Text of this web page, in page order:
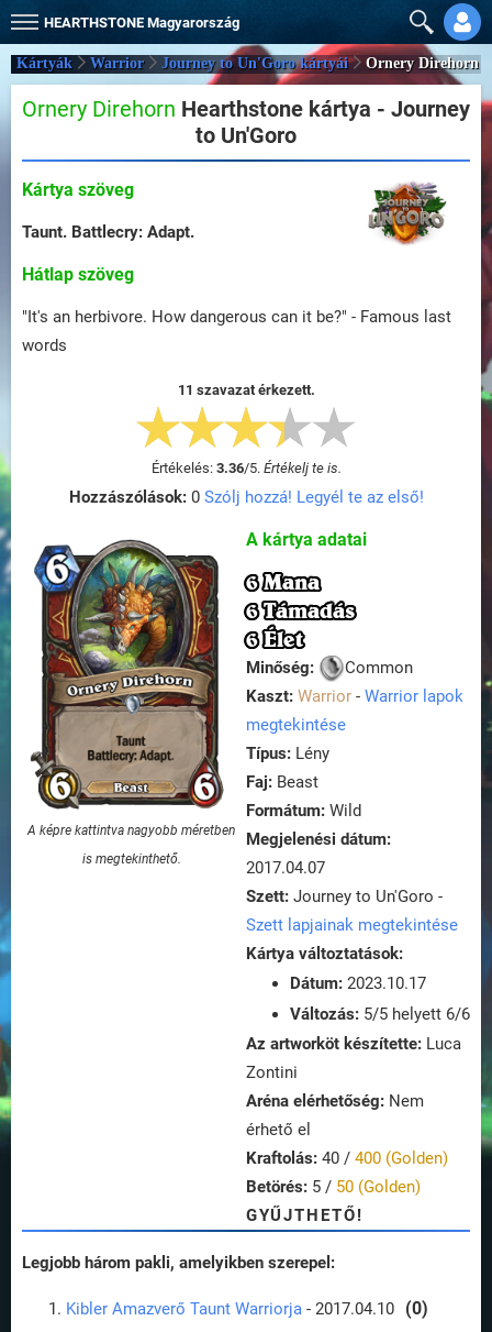
HEARTHSTONE Magyarország
Kártyák Warrior Journey to Un'Goro kártyái Ornery Direhorn
Ornery Direhorn Hearthstone kártya - Journey
to Un'Goro
Kártya szöveg
Taunt. Battlecry: Adapt.
Hátlap szöveg
"It's an herbivore. How dangerous can it be?" - Famous last
words
11 szavazat érkezett.
Értékelés: 3.36/5. Értékelj te is.
Hozzászólások:0 Szólj hozzá! Legyél te az első!
A képre kattintva nagyobb méretben
is megtekinthető.
A kártya adatai
6 Mana
6 Támadás
6 Élet
Minőség:
Common
Kaszt: Warrior - Warrior lapok
megtekintése
Típus: Lény
Faj: Beast
Formátum: Wild
Megjelenési dátum:
2017.04.07
Szett: Journey to Un'Goro -
Szett lapjainak megtekintése
Kártya változtatások:
Dátum: 2023.10.17
Változás: 5/5 helyett 6/6
Az artworköt készítette: Luca
Zontini
Aréna elérhetőség: Nem
érhető el
Kraftolás: 40 / 400 (Golden)
Betörés: 5 / 50 (Golden)
GYŰJTHETŐ!
Legjobb három pakli, amelyikben szerepel:
Kibler Amazverő Taunt Warriorja - 2017.04.10 (0)